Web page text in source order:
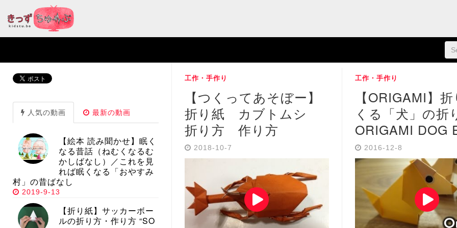
工作・手作り
【つくってあそぼー】
折り紙 カブトムシ
折り方 作り方
2018-10-7
工作・手作り
【ORIGAMI】
くる「犬」の折
ORIGAMI DOG
2016-12-8
人気の動画 最新の動画
【絵本 読み聞かせ】眠く
なる昔話（ねむくなるむ
かしばなし）／これを見
れば眠くなる「おやすみ
村」の昔ばなし
2019-9-13
【折り紙】サッカーボー
ルの折り方・作り方 “SO